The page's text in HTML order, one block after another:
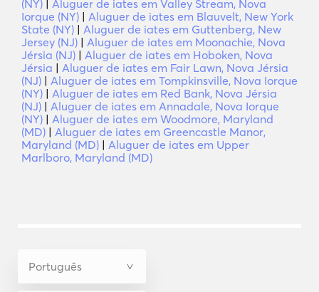
(NY) | Aluguer de iates em Valley Stream, Nova
Iorque (NY) | Aluguer de iates em Blauvelt, New York
State (NY) | Aluguer de iates em Guttenberg, New
Jersey (NJ) | Aluguer de iates em Moonachie, Nova
Jérsia (NJ) | Aluguer de iates em Hoboken, Nova
Jérsia | Aluguer de iates em Fair Lawn, Nova Jérsia
(NJ) | Aluguer de iates em Tompkinsville, Nova Iorque
(NY) | Aluguer de iates em Red Bank, Nova Jérsia
(NJ) | Aluguer de iates em Annadale, Nova Iorque
(NY) | Aluguer de iates em Woodmore, Maryland
(MD) | Aluguer de iates em Greencastle Manor,
Maryland (MD) | Aluguer de iates em Upper
Marlboro, Maryland (MD)